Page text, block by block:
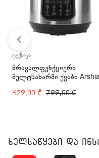
ტექნიკა
მრავალფუნქციური
მულტსახარში ქვაბი Arshia
799,00₾
629,00 ₾
ხელსაწყები და